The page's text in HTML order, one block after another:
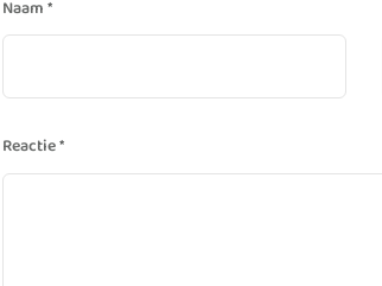
Reactie*
Naam*